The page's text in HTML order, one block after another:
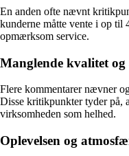
En anden ofte nævnt
kunderne måtte vente i op til
opmærksom service.
Manglende kvalitet og
Flere kommentarer nævner
Disse kritikpunkter tyder på,
virksomheden som helhed.
Oplevelsen og